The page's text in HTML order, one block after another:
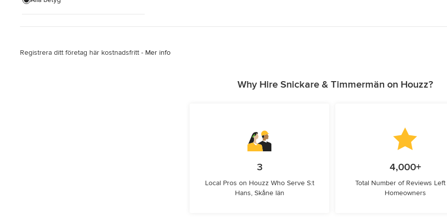
Registrera ditt företag här kostnadsfritt - Mer info
Why Hire Snickare & Timmermän on Houzz?
3
Local Pros on Houzz Who Serve S:t
Hans, Skåne län
4,000+
Total Number of Reviews
Homeowners